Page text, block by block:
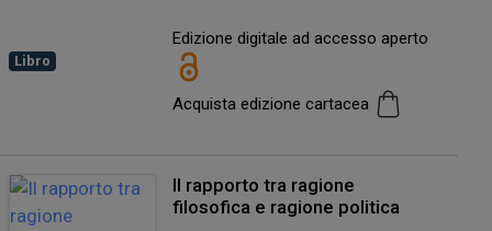
Libro
Edizione digitale ad accesso aperto
Acquista edizione cartacea
Il rapporto tra ragione
filosofica e ragione politica